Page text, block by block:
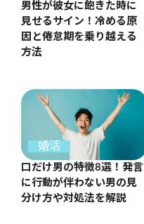
男性が彼女に飽きた時に
見せるサイン！冷める原
因と倦怠期を乗り越える
方法
婚活
口だけ男の特徴8選！発言
に行動が伴わない男の見
分け方や対処法を解説